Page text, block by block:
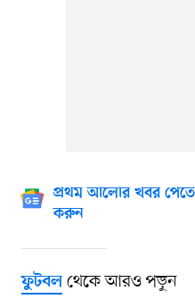
প্রথম আলোর খবর
করুন
ফুটবলথেকে আরও পড়ুন